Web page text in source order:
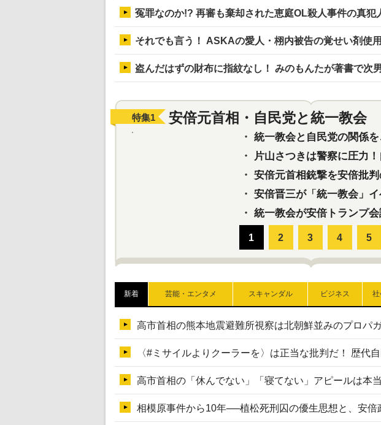
冤罪なのか!? 再審も棄却された恵庭OL殺人事件の真犯
それでも言う！ ASKAの愛人・栩内被告の覚せい剤使
盗んだはずの財布に指紋なし！ みのもんたが著書で次
特集1 安倍元首相・自民党と統一教会
・ 統一教会と自民党の関係をごまかすメディア
・
片山さつきは警察に圧力！自民党が隠した
・ 安倍元首相銃撃を安倍批判のせいにして「
・ 安倍晋三が「統一教会」イベントでトラン
・ 統一教会が安倍トランプ
新着 芸能・エンタメ スキャンダル ビジネス 社